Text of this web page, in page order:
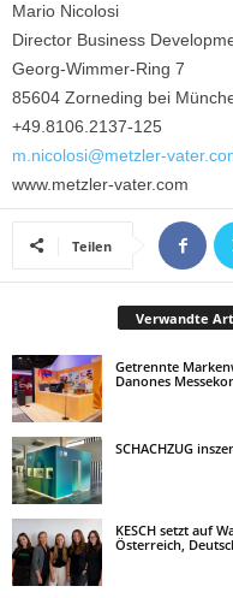
Mario Nicolosi
Director Business
Georg-Wimmer-Ring 7
85604 Zorneding bei
+49.8106.2137-125
m.nicolosi@metzler-
www.metzler-vater.com
Teilen
Verwandte
Getrennte
Danones
SCHACHZUG
KESCH setzt auf
Österreich,